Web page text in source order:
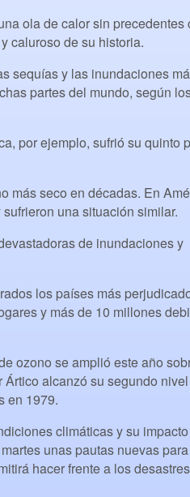
ola de calor sin precedentes
caluroso de su historia.
sequías y las inundaciones
partes del mundo, según
por ejemplo, sufrió su quinto
más seco en décadas. En
una situación similar.
de inundaciones y
los países más
y más de 10 millones
ozono se amplió este año
alcanzó su segundo
en 1979.
climáticas y su
unas pautas nuevas
hacer frente a los desastres